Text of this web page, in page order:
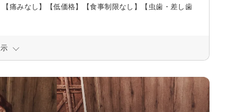
痛みなし】【低価格】【食事制限なし】【虫歯・差し歯